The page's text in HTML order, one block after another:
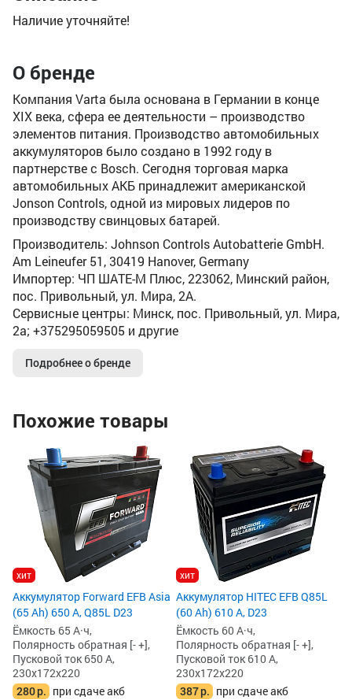
Наличие уточняйте!
О бренде
Компания Varta была основана в Германии в конце
XIX века, сфера ее деятельности – производство
элементов питания. Производство автомобильных
аккумуляторов было создано в 1992 году в
партнерстве с Bosch. Сегодня торговая марка
автомобильных АКБ принадлежит американской
Jonson Controls, одной из мировых лидеров по
производству свинцовых батарей.
Производитель: Johnson Controls Autobatterie GmbH.
Am Leineufer 51, 30419 Hanover, Germany
Импортер: ЧП ШАТЕ-М Плюс, 223062, Минский район,
пос. Привольный, ул. Мира, 2А.
Сервисные центры: Минск, пос. Привольный, ул. Мира,
2а; +375295059505 и другие
Подробнее о бренде
Похожие товары
хит
Аккумулятор Forward EFB Asia
(65 Ah) 650 А, Q85L D23
Ёмкость 65 А·ч,
Полярность обратная [- +],
Пусковой ток 650 А,
230x172x220
280р. при сдаче акб
хит
Аккумулятор HITEC EFB Q85L
(60 Ah) 610 А, D23
Ёмкость 60 А·ч,
Полярность обратная [- +],
Пусковой ток 610 А,
230x172x220
387р. при сдаче акб